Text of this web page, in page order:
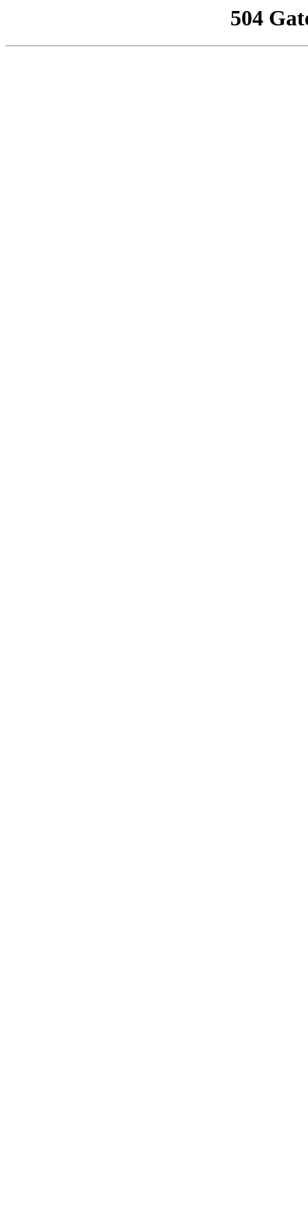
504